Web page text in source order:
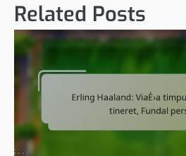
Related Posts